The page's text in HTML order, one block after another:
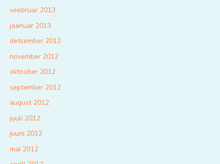
veebruar 2013
jaanuar 2013
detsember 2012
november 2012
oktoober 2012
september 2012
august 2012
juuli 2012
juuni 2012
mai 2012